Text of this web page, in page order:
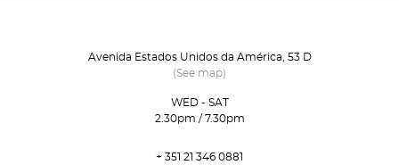
Avenida Estados Unidos da América, 53 D
(See map)
WED - SAT
2.30pm / 7.30pm
+ 351 21 346 0881